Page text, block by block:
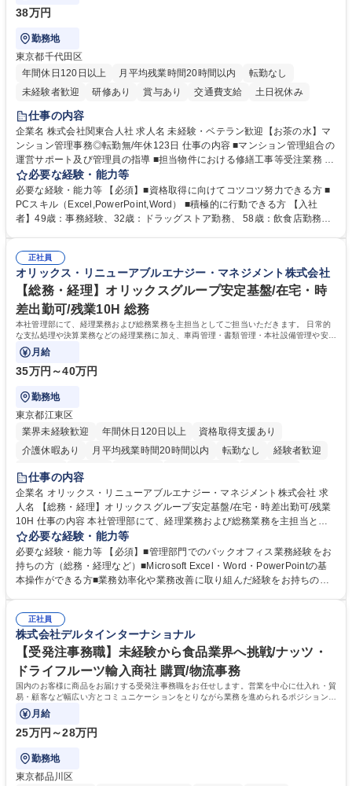
38万円
勤務地
東京都千代田区
年間休日120日以上
月平均残業時間20時間以内
転勤なし
未経験者歓迎
研修あり 賞与あり 交通費支給 土日祝休み
仕事の内容
企業名 株式会社関東合人社 求人名 未経験・ベテラン歓迎【お茶の水】マ
ンション管理事務◎転勤無/年休123日 仕事の内容 ■マンション管理組合の
運営サポート及び管理員の指導 ■担当物件における修繕工事等受注業務 ■
事務所内での事務業務等 ★異業界からの転職者が多数活躍しています
【年収補足】532万円 ＋別途インセンティヴで平均約100万円/年（昨年度
実績） ＋管理業務主任者資格手当50,000円/月 ★親会社である株式会社合
人社計画研究所社のグループ会社として、質の高いサービスと適性価格を
無/年休123日
必要な経験・能力等
必要な経験・能力等 【必須】■資格取得に向けてコツコツ努力できる方 ■
PCスキル（Excel,PowerPoint,Word） ■積極的に行動できる方 【入社
者】49歳：事務経験、32歳：ドラッグストア勤務、 58歳：飲食店勤務
得出来ております！ 【魅力】■フレックス制度、未経験からでも下限年収
を一律支給！ ■管理業務主任者資格取得後には50,000円/月の手当あり！
学歴・資格 学歴：大学院 大学 高専 短大 専修学校 高校 語学力： 資格：第
一種運転免許普通自動車
正社員
オリックス・リニューアブルエナジー・マネジメント株式会社
【総務・経理】オリックスグループ安定基盤/在宅・時
差出勤可/残業10H 総務
本社管理部にて、経理業務および総務業務を主担当としてご担当いただきます。 日常的
な支払処理や決算業務などの経理業務に加え、車両管理・書類管理・本社設備管理や安全
対策など幅広い総務業務もお任せします。
月給
35万円～40万円
勤務地
東京都江東区
業界未経験歓迎
年間休日120日以上
資格取得支援あり
介護休暇あり
月平均残業時間20時間以内 転勤なし
経験者歓迎
研修あり
在宅OK
駅近5分以内
資格取得手当あり 土日祝休み
仕事の内容
企業名 オリックス・リニューアブルエナジー・マネジメント株式会社 求
人名 【総務・経理】オリックスグループ安定基盤/在宅・時差出勤可/残業
10H 仕事の内容 本社管理部にて、経理業務および総務業務を主担当とし
てご担当いただきます。 日常的な支払処理や決算業務などの経理業務に加
え、車両管理・書類管理・本社設備管理や安全対策など幅広い総務業務も
お任せします。 業務効率化や業務改善の提案・推進にも積極的に取り組ん
でいただくことを期待しています。 【総務】※実務業務における業務改善
設備の保守点検、発注)■安全健康管理(オフィス内の安全衛生管理、BCP
対応等)■業務効率化・改善の企画推進 ※その他労働条件の備考へ続く 募
集職種 【総務・経理】オリックスグループ安定基盤/在宅・時差出勤可/残
業10H
必要な経験・能力等
必要な経験・能力等 【必須】■管理部門でのバックオフィス業務経験をお
持ちの方（総務・経理など）■Microsoft Excel・Word・PowerPointの基
本操作ができる方■業務効率化や業務改善に取り組んだ経験をお持ちの方
める方 【魅力】■オリックスの100%子会社という強固な経営基盤のもと
長期間安心して働ける環境です ■時差出勤や一部在宅勤務が可能であり月
平均残業時間も10時間程度とワークライフバランスを重視した働き方が実
現できます 学歴・資格 学歴：大学院 大学 高専 短大 専修学校 高校 語学
力： 資格：
正社員
株式会社デルタインターナショナル
【受発注事務職】未経験から食品業界へ挑戦/ナッツ・
ドライフルーツ輸入商社 購買/物流事務
国内のお客様に商品をお届けする受発注事務職をお任せします。営業を中心に仕入れ・貿
易・顧客など幅広い方とコミュニケーションをとりながら業務を進められるポジションで
す。
月給
25万円～28万円
勤務地
東京都品川区